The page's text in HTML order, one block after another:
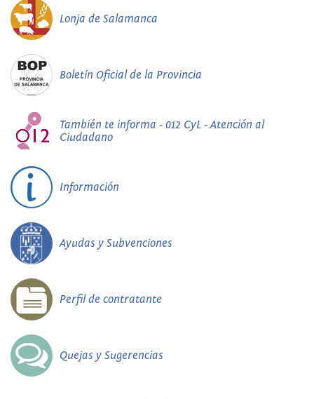
Lonja de Salamanca
Boletín Oficial de la Provincia
También te informa - 012 CyL - Atención al
Ciudadano
Información
Ayudas y Subvenciones
Perfil de contratante
Quejas y Sugerencias